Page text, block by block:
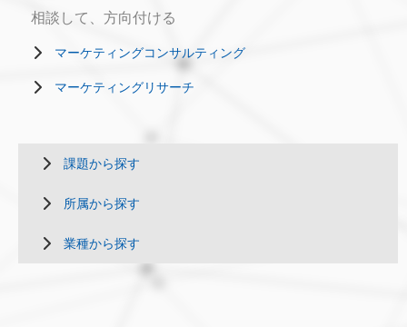
相談して、方向付ける
マーケティングコンサルティング
マーケティングリサーチ
課題から探す
所属から探す
業種から探す